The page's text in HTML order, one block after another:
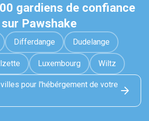
gardiens de confiance
sur Pawshake
Differdange Dudelange
Luxembourg Wiltz
pour l'hébérgement de votre